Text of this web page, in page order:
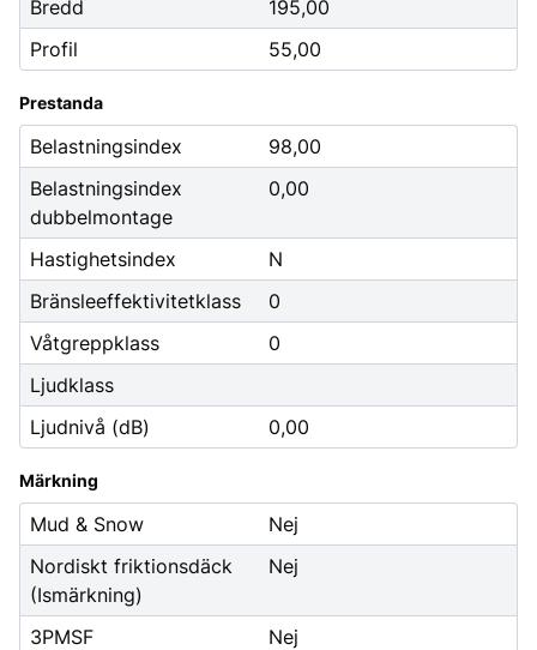
Bredd
195,00
Profil
55,00
Prestanda
Belastningsindex
98,00
Belastningsindex
dubbelmontage
0,00
Hastighetsindex
N
Bränsleeffektivitetklass
0
Våtgreppklass
0
Ljudklass
Ljudnivå (dB)
0,00
Märkning
Mud & Snow
Nej
Nordiskt friktionsdäck
(Ismärkning)
Nej
3PMSF
Nej